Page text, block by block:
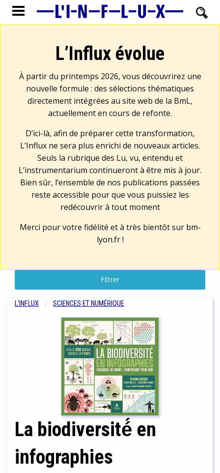
L’Influx évolue
À partir du printemps 2026, vous découvrirez une
nouvelle formule : des sélections thématiques
directement intégrées au site web de la BmL,
actuellement en cours de refonte.
D’ici-là, afin de préparer cette transformation,
L’Influx ne sera plus enrichi de nouveaux articles.
Seuls la rubrique des Lu, vu, entendu et
L’instrumentarium continueront à être mis à jour.
Bien sûr, l’ensemble de nos publications passées
reste accessible pour que vous puissiez les
redécouvrir à tout moment
Merci pour votre fidélité et à très bientôt sur bm-
lyon.fr!
Filtrer
L'INFLUX SCIENCES ET NUMÉRIQUE
La biodiversité́ en
infographies